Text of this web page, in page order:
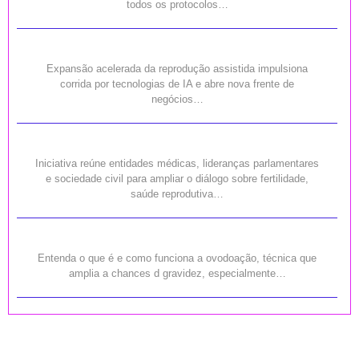
todos os protocolos…
Expansão acelerada da reprodução assistida impulsiona
corrida por tecnologias de IA e abre nova frente de
negócios…
Iniciativa reúne entidades médicas, lideranças parlamentares
e sociedade civil para ampliar o diálogo sobre fertilidade,
saúde reprodutiva…
Entenda o que é e como funciona a ovodoação, técnica que
amplia a chances d gravidez, especialmente…